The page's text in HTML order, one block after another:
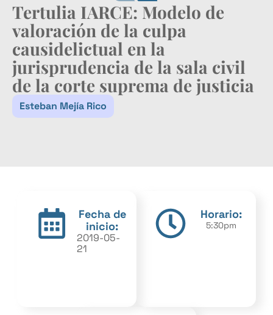
Tertulia IARCE: Modelo de
valoración de la culpa
causidelictual en la
jurisprudencia de la sala civil
de la corte suprema de justicia
Esteban Mejía Rico
Fecha de
inicio:
2019-05-
21
Horario:
5:30pm